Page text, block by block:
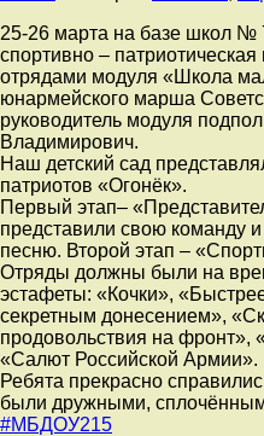
25-26 марта на базе школ №
спортивно –
отрядами модуля «Школа
юнармейского марша
руководитель модуля
Владимирович.
Наш детский сад
патриотов «Огонёк».
Первый этап–
представили свою команду
песню. Второй этап –
Отряды должны были на
эстафеты: «Кочки»,
секретным донесением»,
продовольствия на фронт»,
«Салют Российской Армии».
Ребята прекрасно
были дружными,
#МБДОУ215